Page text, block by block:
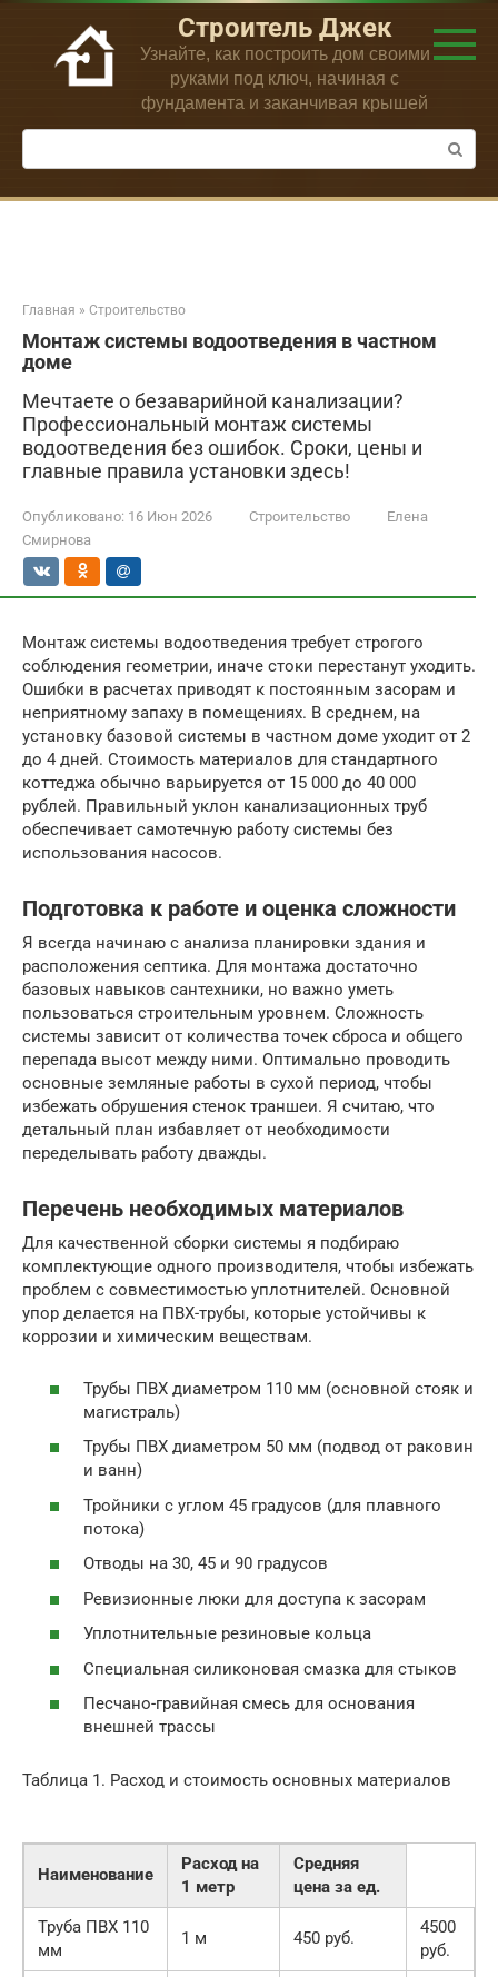
Перейти
контенту
Строитель Джек
Узнайте, как построить дом своими
руками под ключ, начиная с
фундамента и заканчивая крышей
Поиск:
Главная » Строительство
Монтаж системы водоотведения в частном
доме
Мечтаете о безаварийной канализации?
Профессиональный монтаж системы
водоотведения без ошибок. Сроки, цены и
главные правила установки здесь!
Опубликовано: 16 Июн 2026 Строительство
Елена
Смирнова
Монтаж системы водоотведения требует строгого
соблюдения геометрии, иначе стоки перестанут уходить.
Ошибки в расчетах приводят к постоянным засорам и
неприятному запаху в помещениях. В среднем, на
установку базовой системы в частном доме уходит от 2
до 4 дней. Стоимость материалов для стандартного
коттеджа обычно варьируется от 15 000 до 40 000
рублей. Правильный уклон канализационных труб
обеспечивает самотечную работу системы без
использования насосов.
Подготовка к работе и оценка сложности
Я всегда начинаю с анализа планировки здания и
расположения септика. Для монтажа достаточно
базовых навыков сантехники, но важно уметь
пользоваться строительным уровнем. Сложность
системы зависит от количества точек сброса и общего
перепада высот между ними. Оптимально проводить
основные земляные работы в сухой период, чтобы
избежать обрушения стенок траншеи. Я считаю, что
детальный план избавляет от необходимости
переделывать работу дважды.
Перечень необходимых материалов
Для качественной сборки системы я подбираю
комплектующие одного производителя, чтобы избежать
проблем с совместимостью уплотнителей. Основной
упор делается на ПВХ-трубы, которые устойчивы к
коррозии и химическим веществам.
Трубы ПВХ диаметром 110 мм (основной стояк и
магистраль)
Трубы ПВХ диаметром 50 мм (подвод от раковин
и ванн)
Тройники с углом 45 градусов (для плавного
потока)
Отводы на 30, 45 и 90 градусов
Ревизионные люки для доступа к засорам
Уплотнительные резиновые кольца
Специальная силиконовая смазка для стыков
Песчано-гравийная смесь для основания
внешней трассы
Таблица 1. Расход и стоимость основных материалов
Наименование
Расход на
1 метр
Средняя
цена за ед.
Труба ПВХ 110
мм
1 м 450 руб.
4500
руб.